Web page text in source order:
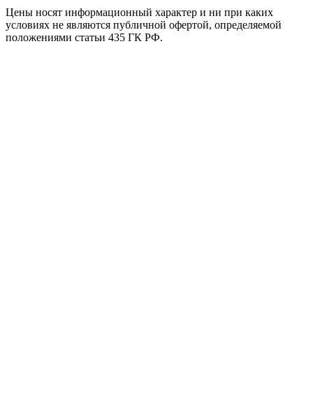
Цены носят информационный характер и ни при каких
условиях не являются публичной офертой, определяемой
положениями статьи 435 ГК РФ.